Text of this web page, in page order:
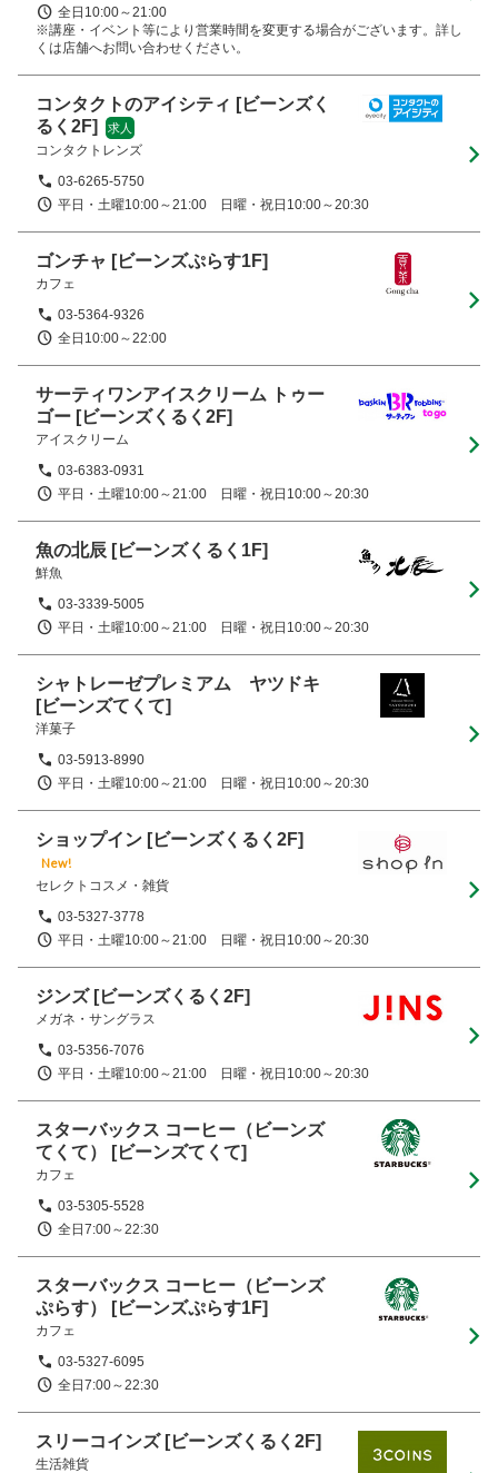
全日10:00～21:00
※講座・イベント等により営業時間を変更する場合がございます。詳し
くは店舗へお問い合わせください。
コンタクトのアイシティ [ビーンズく
るく2F]
求人
コンタクトレンズ
03-6265-5750
平日・土曜10:00～21:00　日曜・祝日10:00～20:30
ゴンチャ [ビーンズぷらす1F]
カフェ
03-5364-9326
全日10:00～22:00
サーティワンアイスクリーム トゥー
ゴー [ビーンズくるく2F]
アイスクリーム
03-6383-0931
平日・土曜10:00～21:00　日曜・祝日10:00～20:30
魚の北辰 [ビーンズくるく1F]
鮮魚
03-3339-5005
平日・土曜10:00～21:00　日曜・祝日10:00～20:30
シャトレーゼプレミアム ヤツドキ
[ビーンズてくて]
洋菓子
03-5913-8990
平日・土曜10:00～21:00　日曜・祝日10:00～20:30
ショップイン [ビーンズくるく2F]
New!
セレクトコスメ・雑貨
03-5327-3778
平日・土曜10:00～21:00　日曜・祝日10:00～20:30
ジンズ[ビーンズくるく2F]
メガネ・サングラス
03-5356-7076
平日・土曜10:00～21:00　日曜・祝日10:00～20:30
スターバックス コーヒー（ビーンズ
てくて）
[ビーンズてくて]
カフェ
03-5305-5528
全日7:00～22:30
スターバックス コーヒー（ビーンズ
ぷらす）
[ビーンズぷらす1F]
カフェ
03-5327-6095
全日7:00～22:30
スリーコインズ[ビーンズくるく2F]
生活雑貨